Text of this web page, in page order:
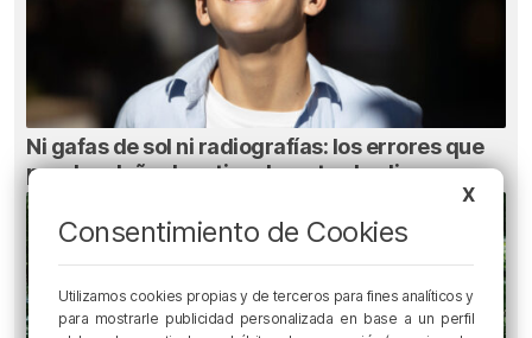
Ni gafas de sol ni radiografías: los errores que
pueden dañar la retina durante el eclipse
X
Consentimiento de Cookies
Utilizamos cookies propias y de terceros para fines analíticos y
para mostrarle publicidad personalizada en base a un perfil